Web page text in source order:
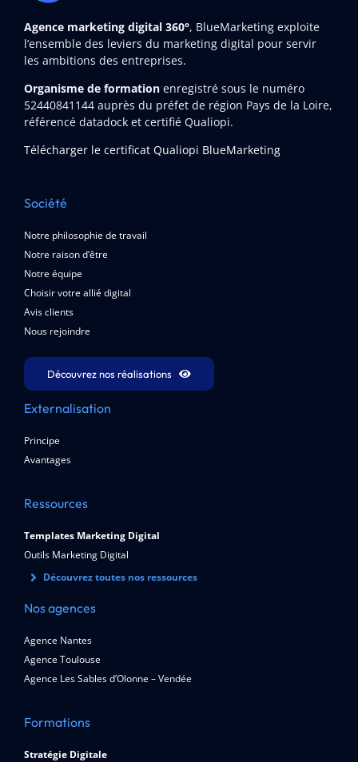
Agence marketing digital 360°, BlueMarketing exploite
l’ensemble des leviers du marketing digital pour servir
les ambitions des entreprises.
Organisme de formation enregistré sous le numéro
52440841144auprès du préfet de région Pays de la Loire,
référencé datadock et certifié Qualiopi.
Télécharger le certificat Qualiopi BlueMarketing
Société
Notre philosophie de travail
Notre raison d’être
Notre équipe
Choisir votre allié digital
Avis clients
Nous rejoindre
Découvrez nos réalisations
Externalisation
Principe
Avantages
Ressources
Templates Marketing Digital
Outils Marketing Digital
Découvrez toutes nos ressources
Nos agences
Agence Nantes
Agence Toulouse
Agence Les Sables d’Olonne – Vendée
Formations
Stratégie Digitale